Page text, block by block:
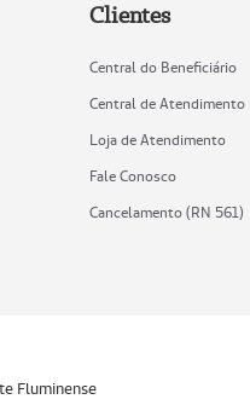
Clientes
Central do Beneficiário
Central de Atendimento
Loja de Atendimento
Fale Conosco
Cancelamento (RN 561)
Fluminense